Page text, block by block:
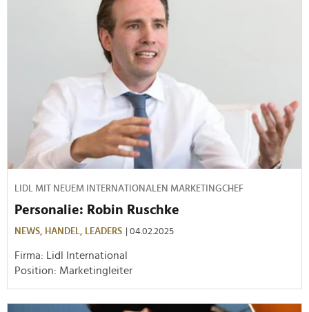
LIDL MIT NEUEM INTERNATIONALEN MARKETINGCHEF
Personalie: Robin Ruschke
NEWS, HANDEL, LEADERS | 04.02.2025
Firma: Lidl International
Position: Marketingleiter